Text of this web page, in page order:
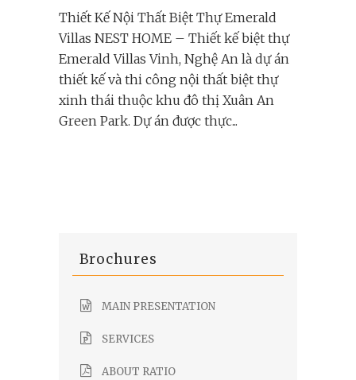
Thiết Kế Nội Thất Biệt Thự Emerald
Villas NEST HOME – Thiết kế biệt thự
Emerald Villas Vinh, Nghệ An là dự án
thiết kế và thi công nội thất biệt thự
xinh thái thuộc khu đô thị Xuân An
Green Park. Dự án được thực...
Brochures
MAIN PRESENTATION
SERVICES
ABOUT RATIO